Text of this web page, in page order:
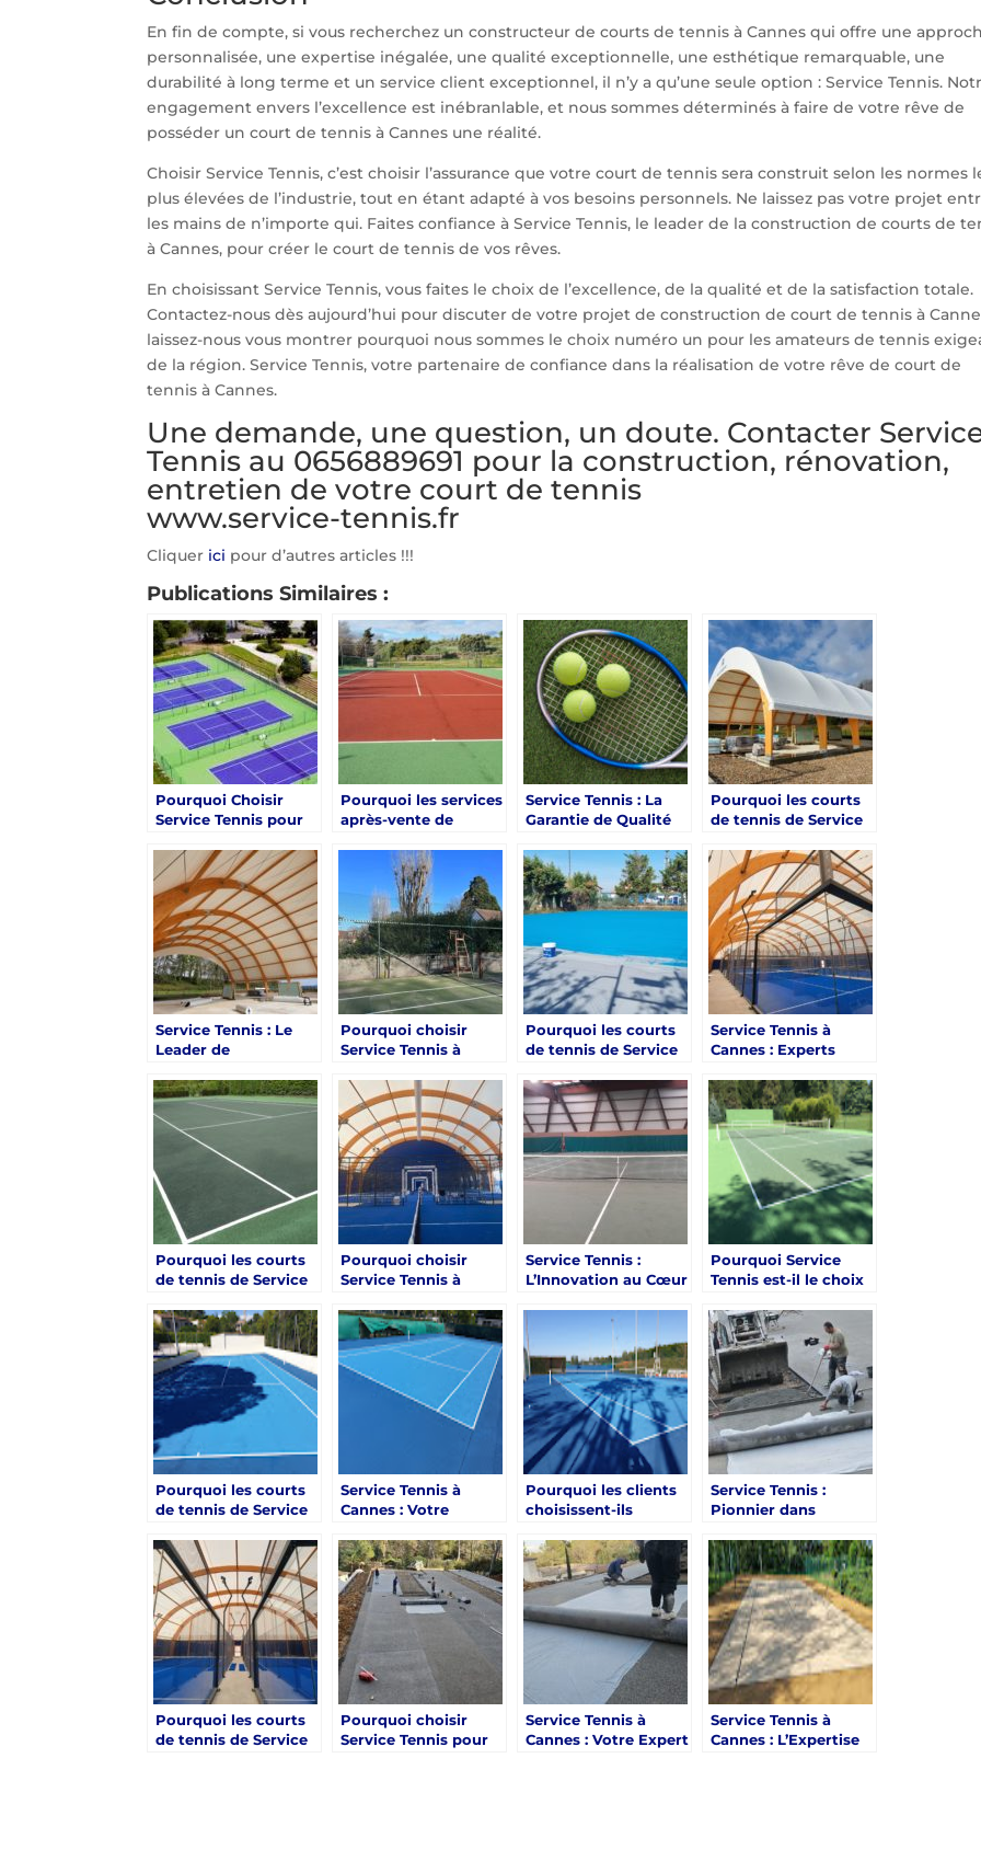
En fin de compte, si vous recherchez un constructeur de courts de tennis à Cannes qui offre une
personnalisée, une expertise inégalée, une qualité exceptionnelle, une esthétique remarquable, une
durabilité à long terme et un service client exceptionnel, il n’y a qu’une seule option : Service Tennis.
engagement envers l’excellence est inébranlable, et nous sommes déterminés à faire de votre rêve de
posséder un court de tennis à Cannes une réalité.
Choisir Service Tennis, c’est choisir l’assurance que votre court de tennis sera construit selon les normes
plus élevées de l’industrie, tout en étant adapté à vos besoins personnels. Ne laissez pas votre projet
les mains de n’importe qui. Faites confiance à Service Tennis, le leader de la construction de courts de
à Cannes, pour créer le court de tennis de vos rêves.
En choisissant Service Tennis, vous faites le choix de l’excellence, de la qualité et de la satisfaction totale.
Contactez-nous dès aujourd’hui pour discuter de votre projet de construction de court de tennis à
laissez-nous vous montrer pourquoi nous sommes le choix numéro un pour les amateurs de tennis
de la région. Service Tennis, votre partenaire de confiance dans la réalisation de votre rêve de court de
tennis à Cannes.
Une demande, une question, un doute. Contacter
Tennis au 0656889691 pour la construction, rénovation,
entretien de votre court de tennis
www.service-tennis.fr
Cliquer ici pour d’autres articles !!!
Publications Similaires :
Pourquoi Choisir
Service Tennis pour
Innovants de Courts
de Tennis à Cannes ?
Pourquoi les services
après-vente de
Cannes sont-ils
inégalés pour les
construction d’un
court de tennis ?
Service Tennis : La
Garantie de Qualité
Tennis à Cannes
Pourquoi les courts
de tennis de Service
ils appréciés pour
leur qualité de
rebond uniforme ?
Service Tennis : Le
Leader de
Surfaces de Jeu pour
Courts de Tennis à
Cannes
Pourquoi choisir
Service Tennis à
expérience client
exceptionnelle dans
la construction de
courts de tennis ?
Pourquoi les courts
de tennis de Service
ils reconnus pour
leur robustesse et
résistance ?
Service Tennis à
Cannes : Experts
Courts de Tennis
pour Complexes
Hôteliers
Pourquoi les courts
de tennis de Service
ils choisis pour leur
adaptabilité aux
différents climats ?
Pourquoi choisir
Service Tennis à
construction de
court de tennis
rapide et efficace ?
Service Tennis :
L’Innovation au Cœur
Courts de Tennis à
Cannes
Pourquoi Service
Tennis est-il le choix
courts de tennis à
Cannes avec des
caractéristiques
personnalisées ?
Pourquoi les courts
de tennis de Service
ils appréciés pour
leur design innovant
?
Service Tennis à
Cannes : Votre
des Projets de Courts
de Tennis à Grande
Échelle
Pourquoi les clients
choisissent-ils
Cannes pour des
projets de courts de
tennis dans des lieux
uniques ?
Service Tennis :
Pionnier dans
Matériaux
Écologiques pour les
Courts de Tennis à
Cannes
Pourquoi les courts
de tennis de Service
Pourquoi choisir
Service Tennis pour
Service Tennis à
Cannes : Votre Expert
Service Tennis à
Cannes : L’Expertise